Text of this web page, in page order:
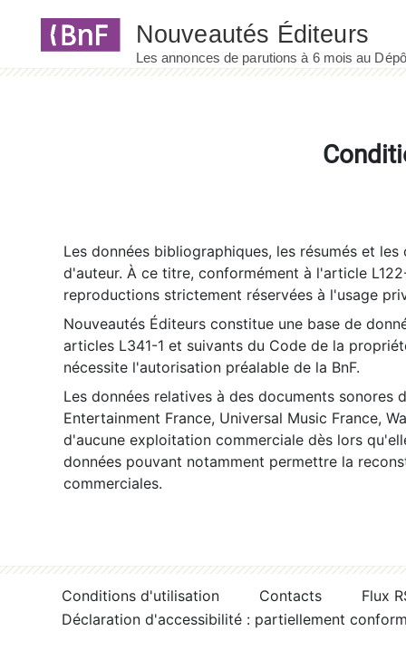
Les données bibliographiques, les résumés et
d'auteur. À ce titre, conformément à l'article
reproductions strictement réservées à l'usage
Nouveautés Éditeurs constitue une base de
articles L341-1 et suivants du Code de la
nécessite l'autorisation préalable de la BnF.
Les données relatives à des documents sonores
Entertainment France, Universal Music France,
d'aucune exploitation commerciale dès lors
données pouvant notamment permettre la
commerciales.
Conditions d'utilisation Contacts
Flux
Déclaration d'accessibilité : partiellement